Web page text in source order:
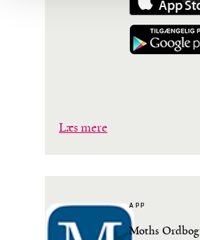
Læs mere
APP
Moths Ordbog